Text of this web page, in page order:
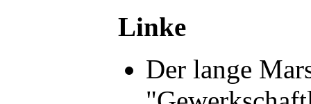
Linke
Der lange